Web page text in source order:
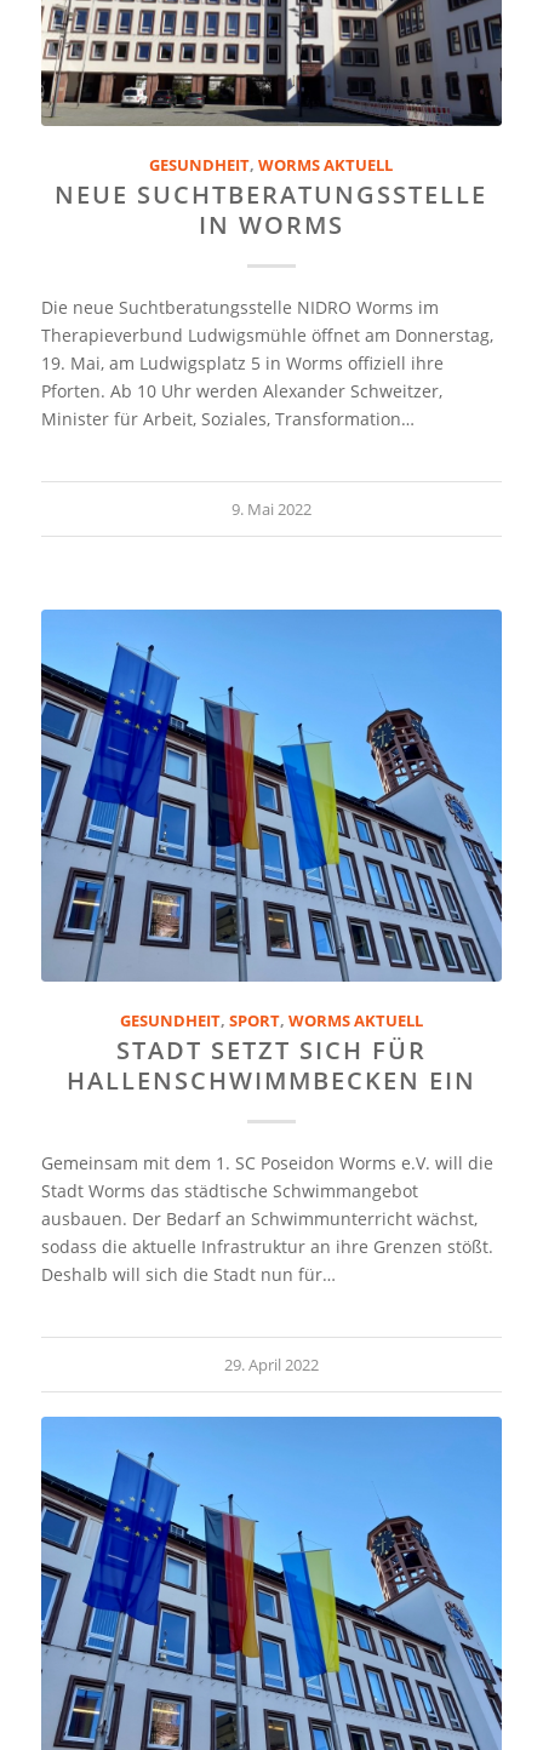
GESUNDHEIT,WORMS AKTUELL
NEUE SUCHTBERATUNGSSTELLE
IN WORMS
Die neue Suchtberatungsstelle NIDRO Worms im
Therapieverbund Ludwigsmühle öffnet am Donnerstag,
19. Mai, am Ludwigsplatz 5 in Worms offiziell ihre
Pforten. Ab 10 Uhr werden Alexander Schweitzer,
Minister für Arbeit, Soziales, Transformation…
9. Mai 2022
GESUNDHEIT, SPORT, WORMS AKTUELL
STADT SETZT SICH FÜR
HALLENSCHWIMMBECKEN EIN
Gemeinsam mit dem 1. SC Poseidon Worms e.V. will die
Stadt Worms das städtische Schwimmangebot
ausbauen. Der Bedarf an Schwimmunterricht wächst,
sodass die aktuelle Infrastruktur an ihre Grenzen stößt.
Deshalb will sich die Stadt nun für…
29. April 2022